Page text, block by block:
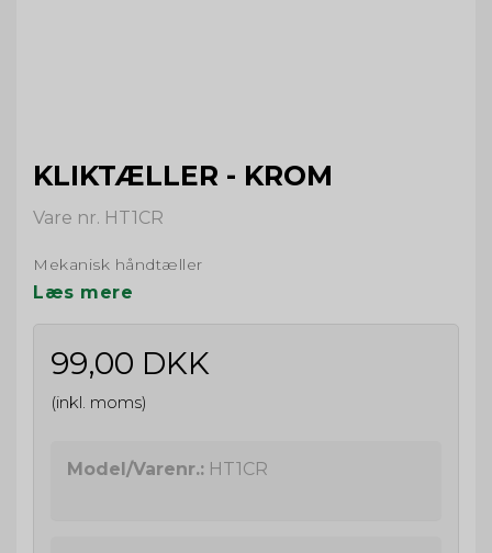
KLIKTÆLLER - KROM
Vare nr. HT1CR
Mekanisk håndtæller
Læs mere
99,00 DKK
(inkl. moms)
Model/Varenr.: HT1CR